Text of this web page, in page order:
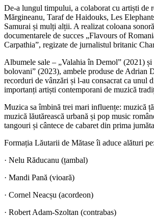
De-a lungul timpului, a colaborat cu artiști de
Mărgineanu, Taraf de Haidouks, Les
Samurai și mulți alții. A realizat coloana
documentarele de succes „Flavours of
Carpathia”, regizate de jurnalistul britanic
Albumele sale – „Valahia în Demol” (2021)
bolovani” (2023), ambele produse de Adrian
recorduri de vânzări și l-au consacrat ca unul
importanți artiști contemporani de muzică
Muzica sa îmbină trei mari influențe: muzică
muzică lăutărească urbană și pop music
tangouri și cântece de cabaret din prima
Formația Lăutarii de Mătase îi aduce alături pe:
· Nelu Răducanu (țambal)
· Mandi Pană (vioară)
· Cornel Neacșu (acordeon)
· Robert Adam-Szoltan (contrabas)